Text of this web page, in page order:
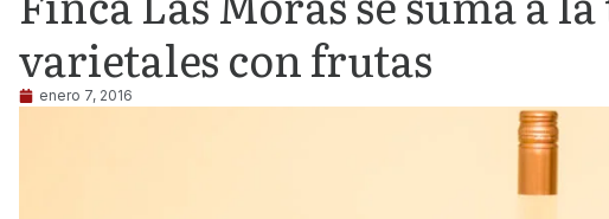
varietales con frutas
enero 7, 2016